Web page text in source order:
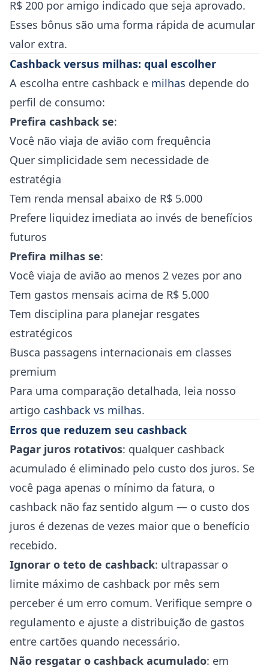
R$ 200 por amigo indicado que seja aprovado.
Esses bônus são uma forma rápida de acumular
valor extra.
Cashback versus milhas: qual escolher
A escolha entre cashback e milhas depende do
perfil de consumo:
Prefira cashback se:
Você não viaja de avião com frequência
Quer simplicidade sem necessidade de
estratégia
Tem renda mensal abaixo de R$ 5.000
Prefere liquidez imediata ao invés de benefícios
futuros
Prefira milhas se:
Você viaja de avião ao menos 2 vezes por ano
Tem gastos mensais acima de R$ 5.000
Tem disciplina para planejar resgates
estratégicos
Busca passagens internacionais em classes
premium
Para uma comparação detalhada, leia nosso
artigo cashback vs milhas.
Erros que reduzem seu cashback
Pagar juros rotativos: qualquer cashback
acumulado é eliminado pelo custo dos juros. Se
você paga apenas o mínimo da fatura, o
cashback não faz sentido algum — o custo dos
juros é dezenas de vezes maior que o benefício
recebido.
Ignorar o teto de cashback: ultrapassar o
limite máximo de cashback por mês sem
perceber é um erro comum. Verifique sempre o
regulamento e ajuste a distribuição de gastos
entre cartões quando necessário.
Não resgatar o cashback acumulado: em